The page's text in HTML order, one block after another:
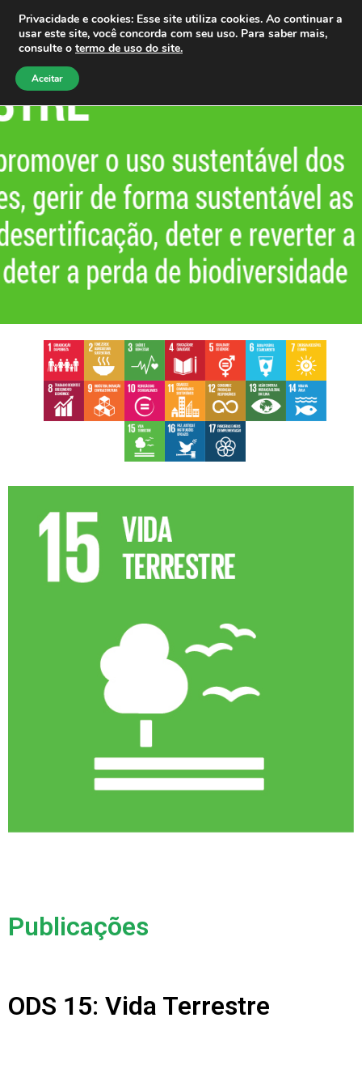
Publicações
ODS 15: Vida Terrestre
Privacidade e cookies: Esse site utiliza cookies. Ao continuar a
usar este site, você concorda com seu uso. Para saber mais,
consulte o termo de uso do site.
Aceitar